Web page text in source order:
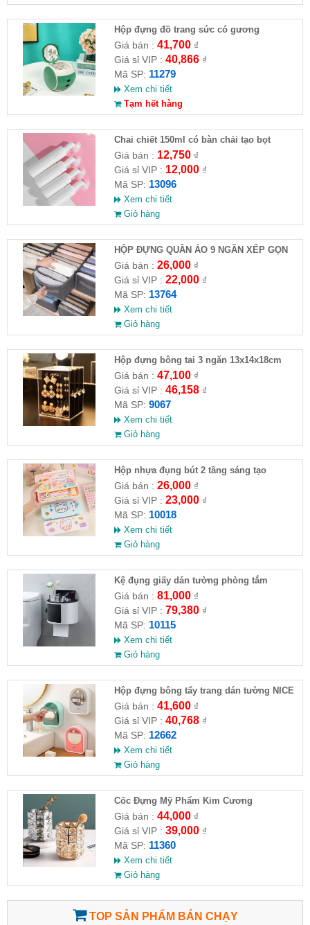
Hộp đựng đồ trang sức có gương
Giá bán : 41,700₫
Giá sỉ VIP : 40,866₫
Mã SP: 11279
Xem chi tiết
Tạm hết hàng
Chai chiết 150ml có bàn chải tạo bọt
Giá bán : 12,750₫
Giá sỉ VIP : 12,000₫
Mã SP: 13096
Xem chi tiết
Giỏ hàng
HỘP ĐỰNG QUẦN ÁO 9 NGĂN XẾP GỌN
Giá bán : 26,000₫
Giá sỉ VIP : 22,000₫
Mã SP: 13764
Xem chi tiết
Giỏ hàng
Hộp đựng bông tai 3 ngăn 13x14x18cm
Giá bán : 47,100₫
Giá sỉ VIP : 46,158₫
Mã SP: 9067
Xem chi tiết
Giỏ hàng
Hộp nhựa đụng bút 2 tầng sáng tạo
Giá bán : 26,000₫
Giá sỉ VIP : 23,000₫
Mã SP: 10018
Xem chi tiết
Giỏ hàng
Kệ đụng giấy dán tường phòng tắm
Giá bán : 81,000₫
Giá sỉ VIP : 79,380₫
Mã SP: 10115
Xem chi tiết
Giỏ hàng
Hộp đựng bông tẩy trang dán tường NICE
Giá bán : 41,600₫
Giá sỉ VIP : 40,768₫
Mã SP: 12662
Xem chi tiết
Giỏ hàng
Cốc Đựng Mỹ Phẩm Kim Cương
Giá bán : 44,000₫
Giá sỉ VIP : 39,000₫
Mã SP: 11360
Xem chi tiết
Giỏ hàng
TOP SẢN PHẨM BÁN CHẠY